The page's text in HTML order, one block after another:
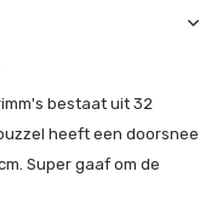
bestaat uit 32
heeft een doorsnee
Super gaaf om de